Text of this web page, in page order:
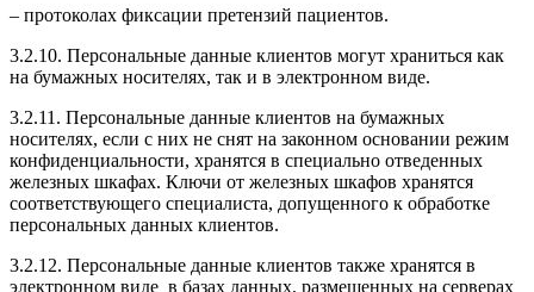
– протоколах фиксации претензий пациентов.
3.2.10. Персональные данные клиентов могут храниться как
на бумажных носителях, так и в электронном виде.
3.2.11. Персональные данные клиентов на бумажных
носителях, если с них не снят на законном основании режим
конфиденциальности, хранятся в специально отведенных
железных шкафах. Ключи от железных шкафов хранятся
соответствующего специалиста, допущенного к обработке
персональных данных клиентов.
3.2.12. Персональные данные клиентов также хранятся в
электронном виде в базах данных, размещенных на серверах